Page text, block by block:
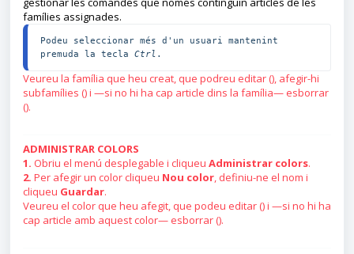
famílies assignades.
Podeu seleccionar més d'un usuari mantenint
premuda la tecla Ctrl .
Veureu la família que heu creat, que podreu editar (), afegir-hi
subfamílies () i —si no hi ha cap article dins la família— esborrar
().
ADMINISTRAR COLORS
1. Obriu el menú desplegable i cliqueu Administrar colors.
2. Per afegir un color cliqueu Nou color, definiu-ne el nom i
cliqueu Guardar.
Veureu el color que heu afegit, que podeu editar () i —si no hi ha
cap article amb aquest color— esborrar ().